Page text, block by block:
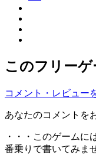
このフリー
コメント・レビュー
あなたのコメントを
・・・このゲームに
番乗りで書いてみま